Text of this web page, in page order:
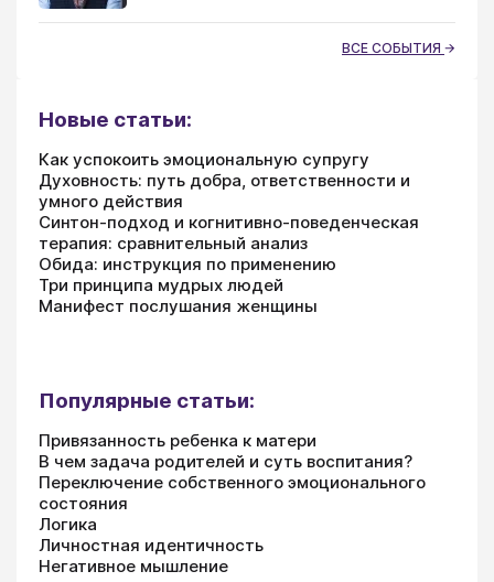
ВСЕ СОБЫТИЯ
Новые статьи:
Как успокоить эмоциональную супругу
Духовность: путь добра, ответственности и
умного действия
Синтон-подход и когнитивно-поведенческая
терапия: сравнительный анализ
Обида: инструкция по применению
Три принципа мудрых людей
Манифест послушания женщины
Популярные статьи:
Привязанность ребенка к матери
В чем задача родителей и суть воспитания?
Переключение собственного эмоционального
состояния
Логика
Личностная идентичность
Негативное мышление